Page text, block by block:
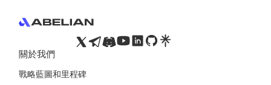
關於我們
戰略藍圖和里程碑